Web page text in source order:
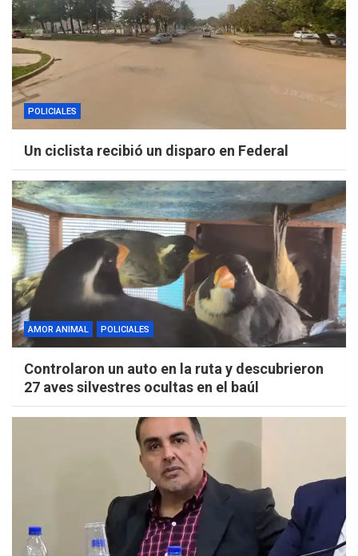
POLICIALES
Un ciclista recibió un disparo en Federal
AMOR ANIMAL POLICIALES
Controlaron un auto en la ruta y descubrieron
27 aves silvestres ocultas en el baúl